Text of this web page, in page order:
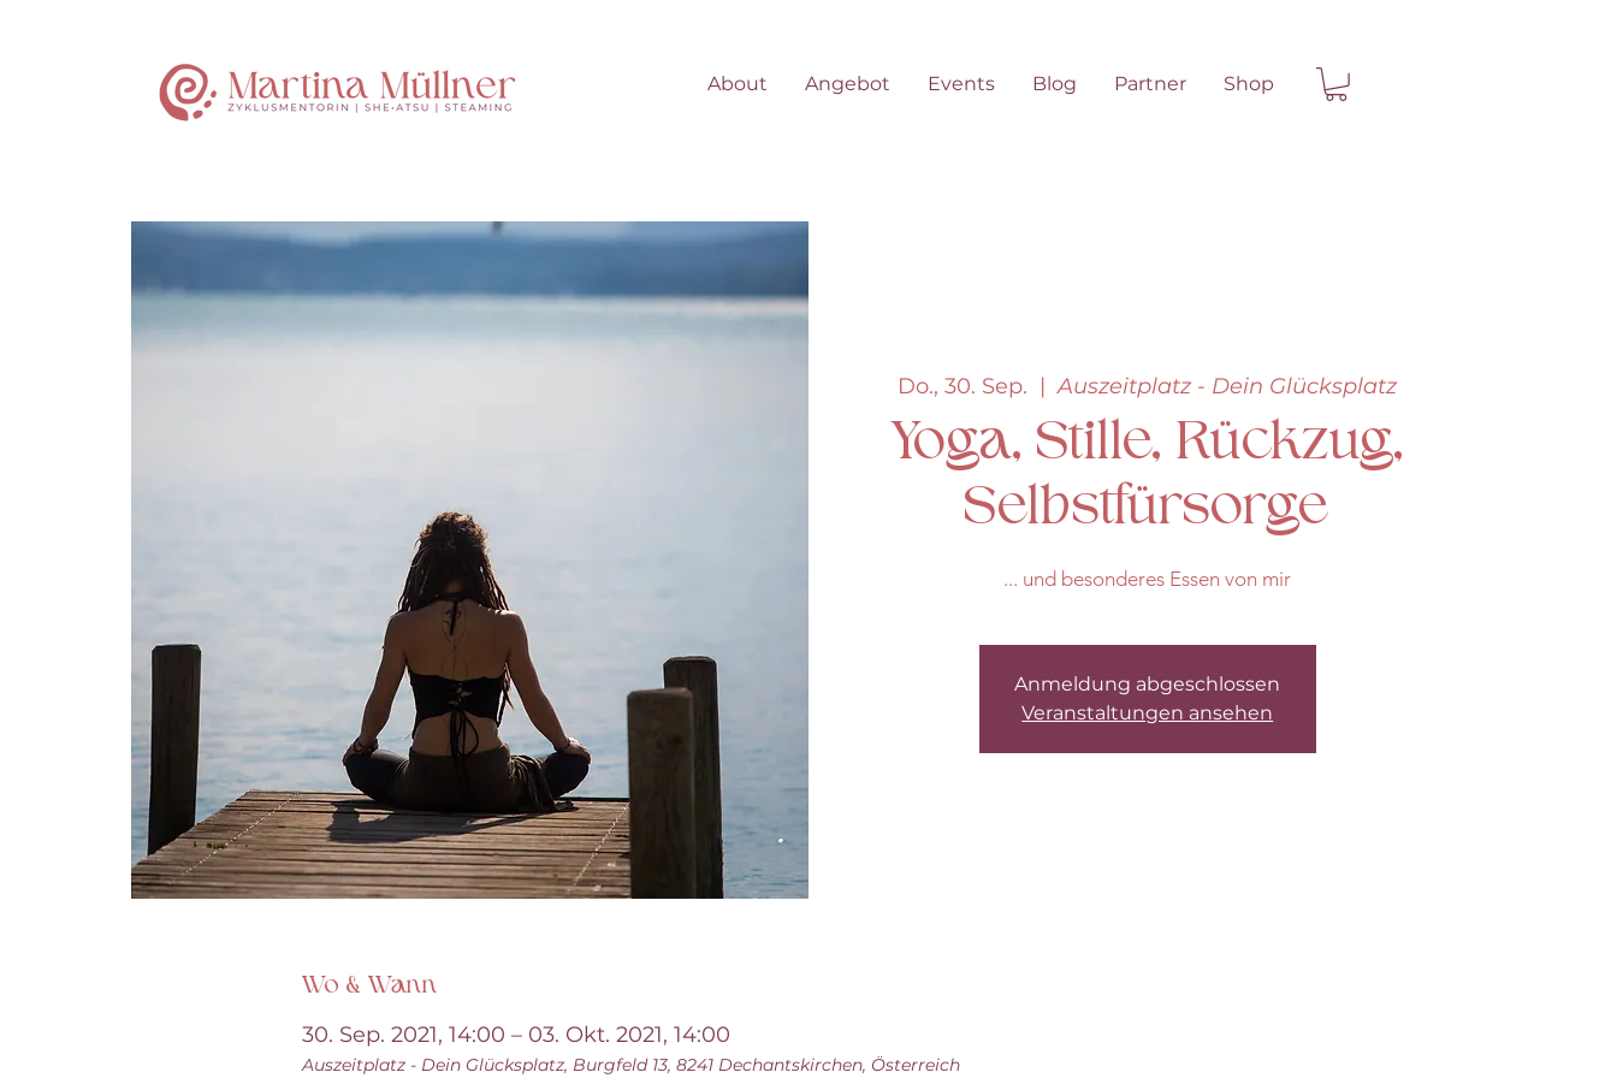
About Angebot Events Blog Partner Shop
Do., 30. Sep.
  |
Auszeitplatz - Dein Glücksplatz
Yoga, Stille, Rückzug,
Selbstfürsorge
... und besonderes Essen von mir
Anmeldung abgeschlossen
Veranstaltungen ansehen
Wo & Wann
30. Sep. 2021, 14:00 – 03. Okt. 2021, 14:00
Auszeitplatz - Dein Glücksplatz, Burgfeld 13, 8241 Dechantskirchen, Österreich